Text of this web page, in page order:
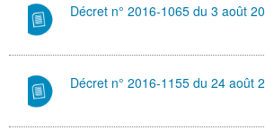
Décret n° 2016-1065 du 3 août
Décret n° 2016-1155 du 24 août